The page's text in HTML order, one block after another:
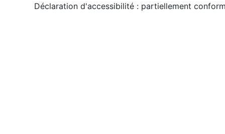
Déclaration d'accessibilité : partiellement